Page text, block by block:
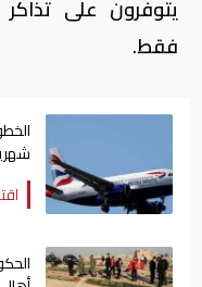
يتوفرون على تذاكر
فقط.